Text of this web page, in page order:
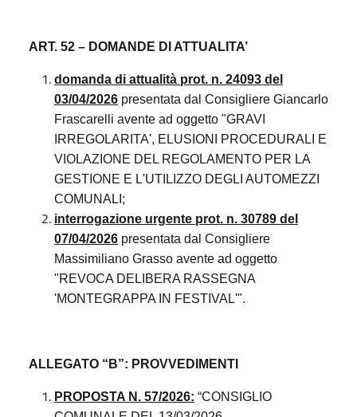
ART. 52 – DOMANDE DI ATTUALITA’
domanda di attualità prot. n. 24093 del
03/04/2026 presentata dal Consigliere Giancarlo
Frascarelli avente ad oggetto "GRAVI
IRREGOLARITA', ELUSIONI PROCEDURALI E
VIOLAZIONE DEL REGOLAMENTO PER LA
GESTIONE E L'UTILIZZO DEGLI AUTOMEZZI
COMUNALI;
interrogazione urgente prot. n. 30789 del
07/04/2026 presentata dal Consigliere
Massimiliano Grasso avente ad oggetto
"REVOCA DELIBERA RASSEGNA
'MONTEGRAPPA IN FESTIVAL'".
ALLEGATO “B”: PROVVEDIMENTI
PROPOSTA N. 57/2026: “CONSIGLIO